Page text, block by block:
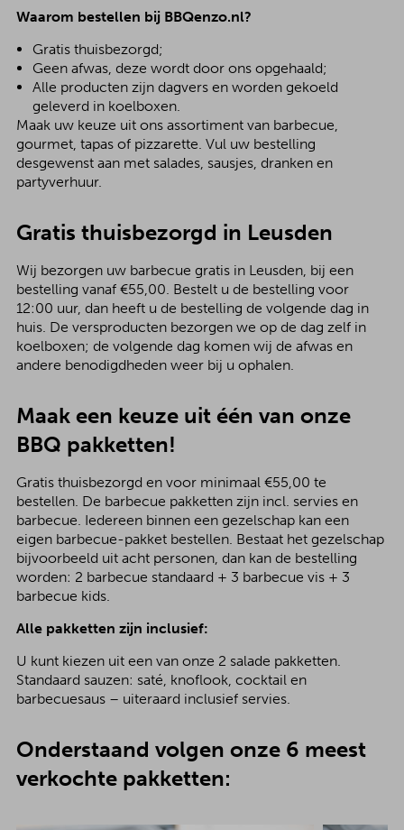
Waarom bestellen bij BBQenzo.nl?
Gratis thuisbezorgd;
Geen afwas, deze wordt door ons opgehaald;
Alle producten zijn dagvers en worden gekoeld
geleverd in koelboxen.
Maak uw keuze uit ons assortiment van barbecue,
gourmet, tapas of pizzarette. Vul uw bestelling
desgewenst aan met salades, sausjes, dranken en
partyverhuur.
Gratis thuisbezorgd in Leusden
Wij bezorgen uw barbecue gratis in Leusden, bij een
bestelling vanaf €55,00. Bestelt u de bestelling voor
12:00 uur, dan heeft u de bestelling de volgende dag in
huis. De versproducten bezorgen we op de dag zelf in
koelboxen; de volgende dag komen wij de afwas en
andere benodigdheden weer bij u ophalen.
Maak een keuze uit één van onze
BBQ pakketten!
Gratis thuisbezorgd en voor minimaal €55,00 te
bestellen. De barbecue pakketten zijn incl. servies en
barbecue. Iedereen binnen een gezelschap kan een
eigen barbecue-pakket bestellen. Bestaat het gezelschap
bijvoorbeeld uit acht personen, dan kan de bestelling
worden: 2 barbecue standaard + 3 barbecue vis + 3
barbecue kids.
Alle pakketten zijn inclusief:
U kunt kiezen uit een van onze 2 salade pakketten.
Standaard sauzen: saté, knoflook, cocktail en
barbecuesaus – uiteraard inclusief servies.
Onderstaand volgen onze 6 meest
verkochte pakketten: